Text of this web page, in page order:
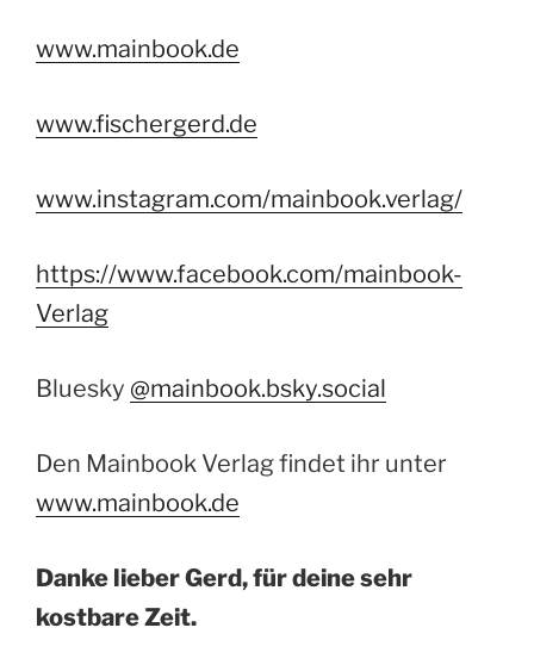
www.mainbook.de
www.fischergerd.de
www.instagram.com/mainbook.verlag/
https://www.facebook.com/mainbook-
Verlag
Bluesky @mainbook.bsky.social‬
Den Mainbook Verlag findet ihr unter
www.mainbook.de
Danke lieber Gerd, für deine sehr
kostbare Zeit.